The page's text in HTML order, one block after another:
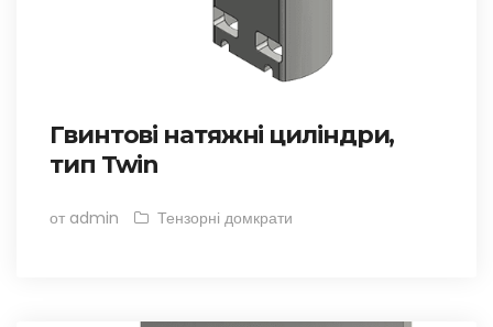
Гвинтові натяжні циліндри,
тип Twin
от admin Тензорні домкрати